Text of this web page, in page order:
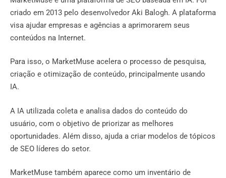
criado em 2013 pelo desenvolvedor Aki Balogh. A plataforma
visa ajudar empresas e agências a aprimorarem seus
conteúdos na Internet.
Para isso, o MarketMuse acelera o processo de pesquisa,
criação e otimização de conteúdo, principalmente usando
IA.
A IA utilizada coleta e analisa dados do conteúdo do
usuário, com o objetivo de priorizar as melhores
oportunidades. Além disso, ajuda a criar modelos de tópicos
de SEO líderes do setor.
MarketMuse também aparece como um inventário de